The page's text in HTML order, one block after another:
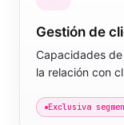
Gestión de
Capacidades
la relación con
Exclusiva